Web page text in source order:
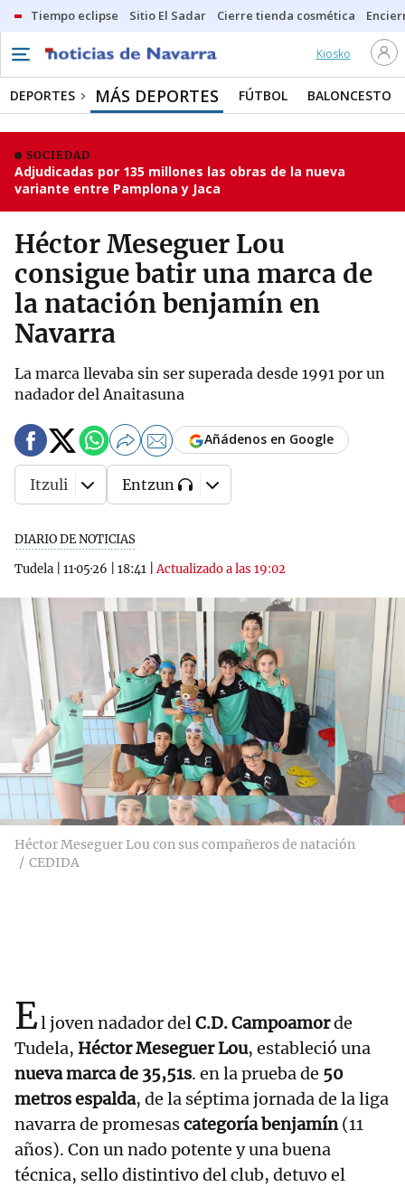
Tiempo eclipse Sitio El Sadar Cierre tienda cosmética
Kiosko
DEPORTES MÁS DEPORTES FÚTBOL BALONCESTO
SOCIEDAD
Adjudicadas por 135 millones las obras de la nueva
variante entre Pamplona y Jaca
Héctor Meseguer Lou
consigue batir una marca de
la natación benjamín en
Navarra
La marca llevaba sin ser superada desde 1991 por un
nadador del Anaitasuna
DIARIO DE NOTICIAS
Tudela
11·05·26 18:41 |Actualizado a las 19:02
Añádenos en Google
Itzuli Entzun
Héctor Meseguer Lou con sus compañeros de natación
CEDIDA
El joven nadador delC.D. Campoamorde
Tudela, Héctor Meseguer Lou, estableció una
nueva marca de 35,51s. en la prueba de 50
metros espalda, de la séptima jornada de la liga
navarra de promesascategoría benjamín(11
años). Con un nado potente y una buena
técnica, sello distintivo del club, detuvo el